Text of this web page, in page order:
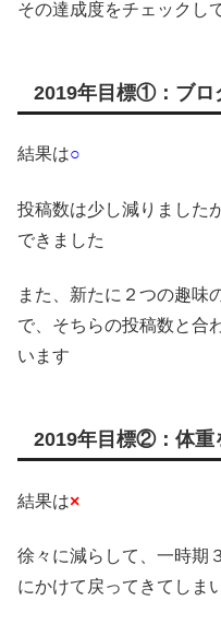
その達成度をチェックし
2019年目標①：ブロ
結果は○
投稿数は少し減りました
できました
また、新たに２つの趣味
で、そちらの投稿数と合
います
2019年目標②：体重
結果は×
徐々に減らして、一時期
にかけて戻ってきてしま